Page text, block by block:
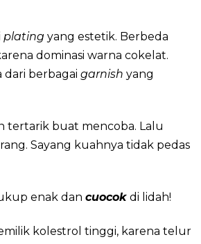
plating yang estetik. Berbeda
dominasi warna cokelat.
berbagai garnish yang
tertarik buat mencoba. Lalu
Sayang kuahnya tidak pedas
enak dan cuocok di lidah!
kolestrol tinggi, karena telur